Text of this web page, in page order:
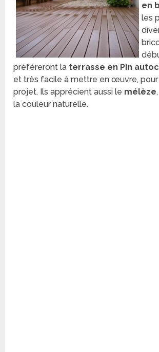
en
les
préfèreront la terrasse en Pin
et très facile à mettre en œuvre, pour
projet. Ils apprécient aussi le mélèze
la couleur naturelle.